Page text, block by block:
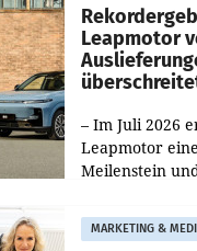
Leapmotor
– Im Juli 2026
Leapmotor
Meilenstein
aus, womit sich
gegenüber Juli
MARKETING &